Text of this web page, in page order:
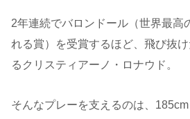
2年連続でバロンドール（世界最高
れる賞）を受賞するほど、飛び抜
るクリスティアーノ・ロナウド。
そんなプレーを支えるのは、